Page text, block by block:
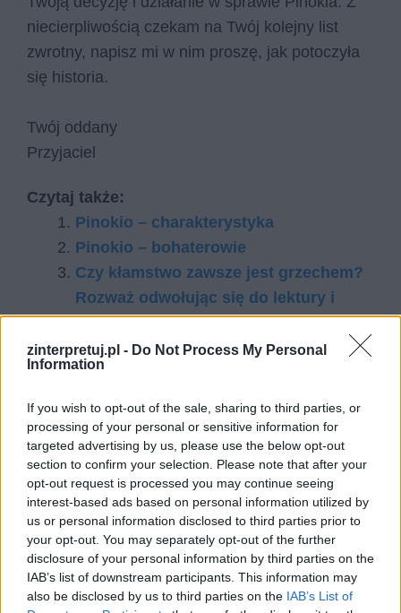
zinterpretuj.pl - Do Not Process My Personal
Information
If you wish to opt-out of the sale, sharing to third parties, or
processing of your personal or sensitive information for
targeted advertising by us, please use the below opt-out
section to confirm your selection. Please note that after your
opt-out request is processed you may continue seeing
interest-based ads based on personal information utilized by
us or personal information disclosed to third parties prior to
your opt-out. You may separately opt-out of the further
disclosure of your personal information by third parties on the
IAB’s list of downstream participants. This information may
also be disclosed by us to third parties on the IAB’s List of
niecierpliwością czekam na Twój kolejny list
zwrotny, napisz mi w nim proszę, jak potoczyła
się historia.
Twój oddany
Przyjaciel
Czytaj także:
Pinokio – charakterystyka
Pinokio – bohaterowie
Czy kłamstwo zawsze jest grzechem?
Rozważ odwołując się do lektury i
osobistych przeżyć
Czy Pinokio jest książką o
wychowaniu autorytarnym czy
Kategorie
opracowania
Tagi
Pinokio - opracowanie
Za­ufa­nie jako pod­sta­wa two­rze­nia re­la­cji
mię­dzy­ludz­kich. W pra­cy od­wo­łaj się do: wy­bra­
nej lek­tu­ry obo­wiąz­ko­wej, in­ne­go utwo­ru li­te­rac­
kie­go oraz wy­bra­nych kon­tek­stów